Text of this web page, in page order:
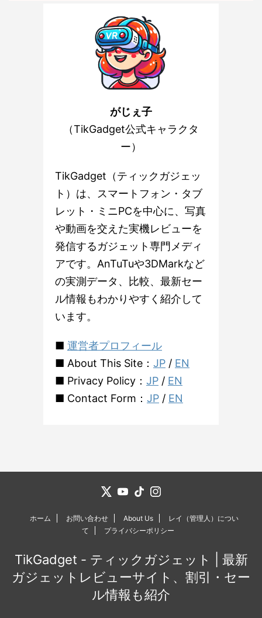
がじぇ子
（TikGadget公式キャラクタ
ー）
TikGadget（ティックガジェッ
ト）は、スマートフォン・タブ
レット・ミニPCを中心に、写真
や動画を交えた実機レビューを
発信するガジェット専門メディ
アです。AnTuTuや3DMarkなど
の実測データ、比較、最新セー
ル情報もわかりやすく紹介して
います。
■ 運営者プロフィール
■ About This Site： JP / EN
■ Privacy Policy： JP / EN
■ Contact Form： JP / EN
ホーム お問い合わせ About Us
レイ（管理人）につい
て
プライバシーポリシー
TikGadget - ティックガジェット | 最新
ガジェットレビューサイト、割引・セー
ル情報も紹介